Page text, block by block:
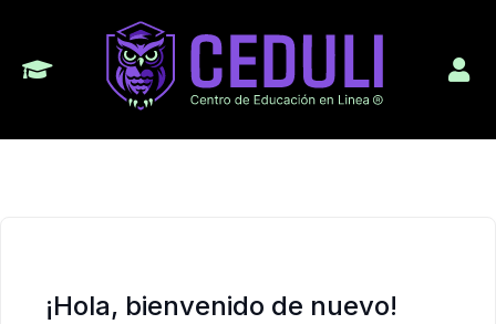
¡Hola, bienvenido de nuevo!